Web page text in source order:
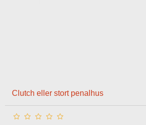
Clutch eller stort penalhus